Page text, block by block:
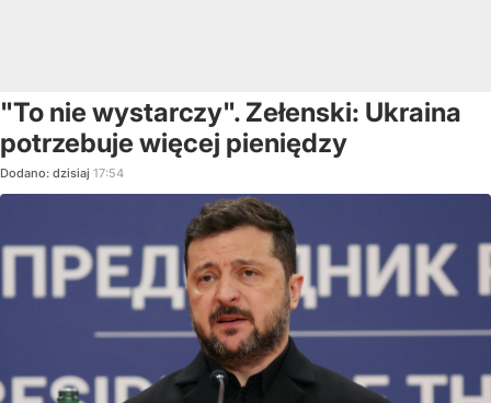
"To nie wystarczy". Zełenski: Ukraina
potrzebuje więcej pieniędzy
Dodano: dzisiaj 17:54